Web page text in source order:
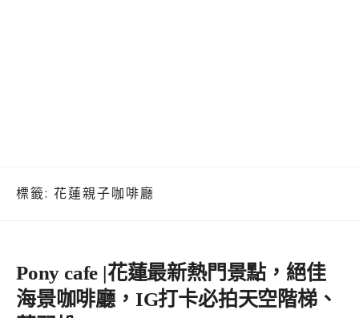
標籤: 花蓮親子咖啡廳
Pony cafe |花蓮最新熱門景點，絕佳
海景咖啡廳，IG打卡必拍天空階梯、